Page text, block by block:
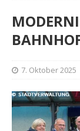
7. Oktober 2025